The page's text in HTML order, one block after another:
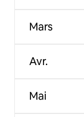
Mars
Avr.
Mai